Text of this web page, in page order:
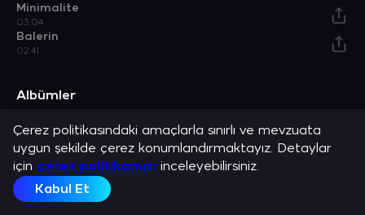
Minimalite
03:04
Balerin
02:41
Albümler
Kapalı Zindanlara
Albüm
Açıklama
Anıl Piyancı ve en sevilen şarkılarını dinle.
Çerez politikasındaki amaçlarla sınırlı ve mevzuata
uygun şekilde çerez konumlandırmaktayız. Detaylar
için çerez politikamızı inceleyebilirsiniz.
Kabul Et